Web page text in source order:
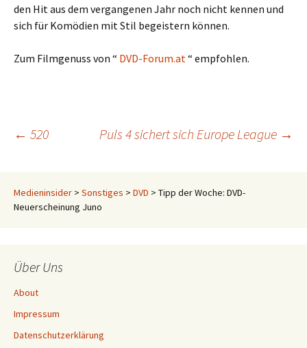
den Hit aus dem vergangenen Jahr noch nicht kennen und
sich für Komödien mit Stil begeistern können.
Zum Filmgenuss von “ DVD-Forum.at“ empfohlen.
Beitrags-
Navigation
← 520 Puls 4 sichert sich Europe League →
Medieninsider > Sonstiges > DVD > Tipp der Woche: DVD-
Neuerscheinung Juno
Über Uns
About
Impressum
Datenschutzerklärung